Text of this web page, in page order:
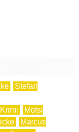
Stefan
Motsi
Marcus